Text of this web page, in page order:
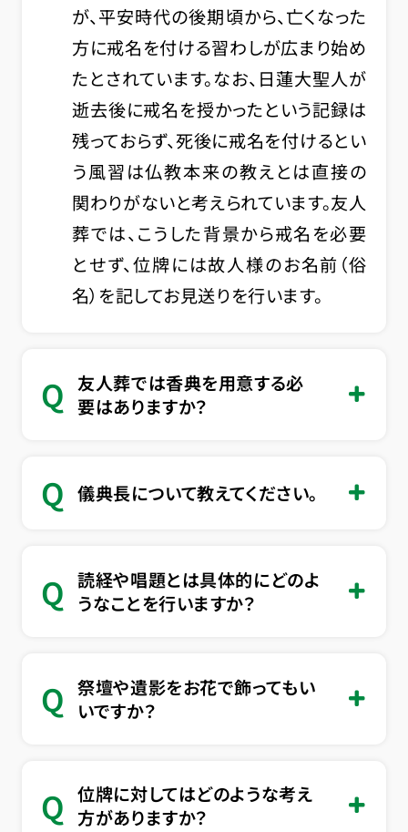
が、平安時代の後期頃から、亡くなった
方に戒名を付ける習わしが広まり始め
たとされています。なお、日蓮大聖人が
逝去後に戒名を授かったという記録は
残っておらず、死後に戒名を付けるとい
う風習は仏教本来の教えとは直接の
関わりがないと考えられています。友人
葬では、こうした背景から戒名を必要
とせず、位牌には故人様のお名前（俗
名）を記してお見送りを行います。
Q 友人葬では香典を用意する必
要はありますか？
Q 儀典長について教えてください。
Q 読経や唱題とは具体的にどのよ
うなことを行いますか？
Q 祭壇や遺影をお花で飾ってもい
いですか？
Q 位牌に対してはどのような考え
方がありますか？